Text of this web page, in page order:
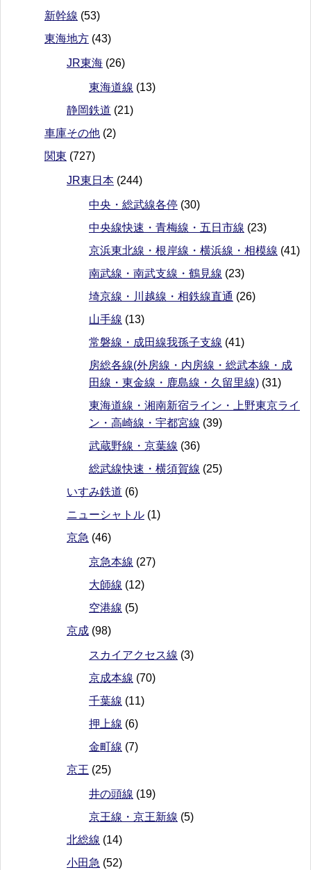
新幹線 (53)
東海地方 (43)
JR東海 (26)
東海道線 (13)
静岡鉄道 (21)
車庫その他 (2)
関東 (727)
JR東日本 (244)
中央・総武線各停 (30)
中央線快速・青梅線・五日市線 (23)
京浜東北線・根岸線・横浜線・相模線 (41)
南武線・南武支線・鶴見線 (23)
埼京線・川越線・相鉄線直通 (26)
山手線 (13)
常磐線・成田線我孫子支線 (41)
房総各線(外房線・内房線・総武本線・成
田線・東金線・鹿島線・久留里線) (31)
東海道線・湘南新宿ライン・上野東京ライ
ン・高崎線・宇都宮線 (39)
武蔵野線・京葉線 (36)
総武線快速・横須賀線 (25)
いすみ鉄道 (6)
ニューシャトル (1)
京急 (46)
京急本線 (27)
大師線 (12)
空港線 (5)
京成 (98)
スカイアクセス線 (3)
京成本線 (70)
千葉線 (11)
押上線 (6)
金町線 (7)
京王 (25)
井の頭線 (19)
京王線・京王新線 (5)
北総線 (14)
小田急 (52)